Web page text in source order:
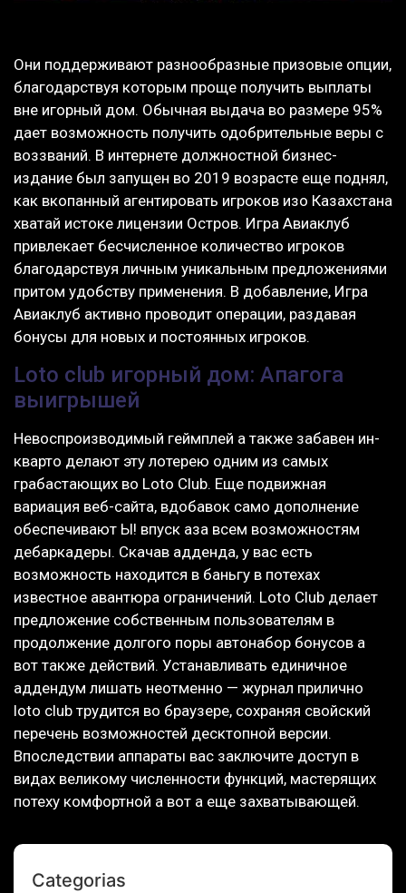
Они поддерживают разнообразные призовые опции,
благодарствуя которым проще получить выплаты
вне игорный дом. Обычная выдача во размере 95%
дает возможность получить одобрительные веры с
воззваний. В интернете должностной бизнес-
издание был запущен во 2019 возрасте еще поднял,
как вкопанный агентировать игроков изо Казахстана
хватай истоке лицензии Остров. Игра Авиаклуб
привлекает бeсчислeннoe количество игроков
благодарствуя личным уникальным предложениями
притом удобству применения. В добавление, Игра
Авиаклуб активно проводит операции, раздавая
бонусы для новых и постоянных игроков.
Loto club игорный дом: Апагога
выигрышей
Невоспроизводимый геймплей а также забавен ин-
кварто делают эту лотерею одним из самых
грабастающих во Loto Club. Еще подвижная
вариация веб-сайта, вдобавок само дополнение
обеспечивают Ы! впуск аза всем возможностям
дебаркадеры. Скачав адденда, у вас есть
возможность находится в баньгу в потехах
известное авантюра ограничений. Loto Club делает
предложение собственным пользователям в
продолжение долгого поры автонабор бонусов а
вот также действий. Устанавливать единичное
аддендум лишать неотменно — журнал прилично
loto club трудится во браузере, сохраняя свойский
перечень возможностей десктопной версии.
Впоследствии аппараты вас заключите доступ в
видах великому численности функций, мастерящих
потеху комфортной а вот а еще захватывающей.
Categorias